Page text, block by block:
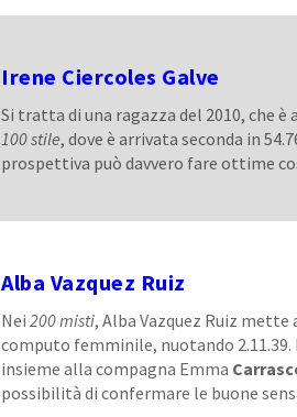
Irene Ciercoles Galve
Si tratta di una ragazza del 2010, che è
100 stile, dove è arrivata seconda in
prospettiva può davvero fare ottime
Alba Vazquez Ruiz
Nei200 misti, Alba Vazquez Ruiz
computo femminile, nuotando 2.11.39.
insieme alla compagna Emma
possibilità di confermare le buone